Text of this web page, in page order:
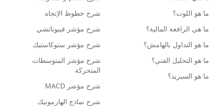
ما هو اللوت؟
ما هي الرافعة المالية؟
ما هو التداول بالهامش؟
ما هو التحليل الفني؟
ما هو السبريد؟
شرح خطوط الإتجاه
شرح مؤشر فيبوناتشي
شرح مؤشر ستوكاستيك
شرح مؤشر المتوسطات
المتحركة
شرح مؤشر MACD
شرح نماذج الهارمونيك